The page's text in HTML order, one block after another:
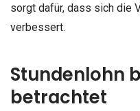
sorgt dafür, dass sich die
verbessert.
Stundenlohn
betrachtet